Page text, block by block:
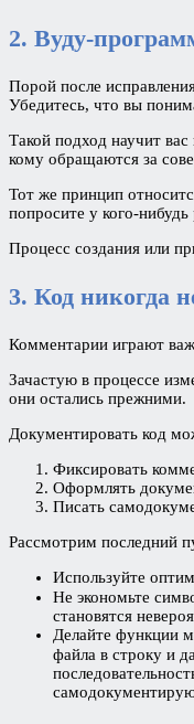
2. Вуду-
Порой после
Убедитесь, что вы
Такой подход научит
кому обращаются за
Тот же принцип
попросите у кого-нибудь
Процесс создания или
3. Код никогда
Комментарии играют
Зачастую в процессе
они остались прежними.
Документировать код
Фиксировать
Оформлять
Писать
Рассмотрим последний
Используйте
Не экономьте
становятся
Делайте функции
файла в строку и